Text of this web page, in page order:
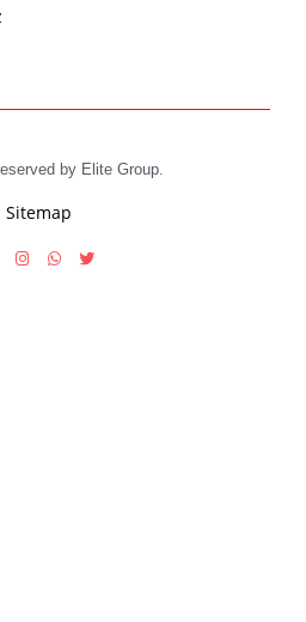
by Elite Group.
Sitemap